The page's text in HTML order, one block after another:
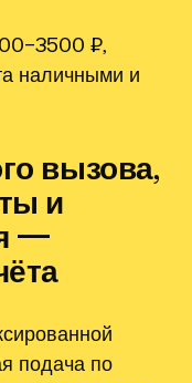
₽,
наличными и
вызова,
и
—
подача по